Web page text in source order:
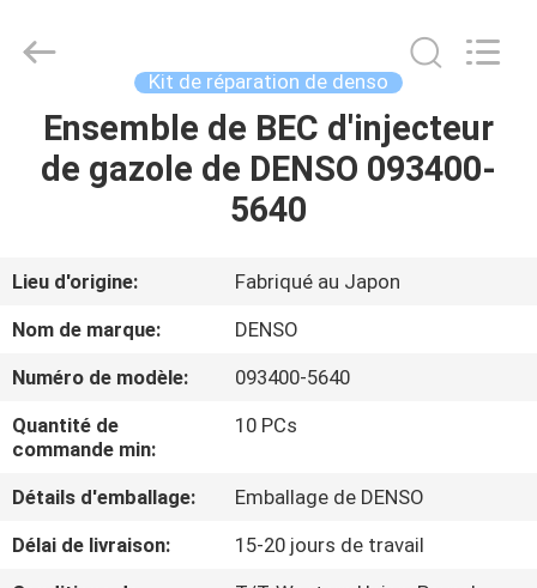
MAISON
AU
SUJET
DE
VISITE
Auto
Reserved.
Kit de réparation de denso
Ensemble de BEC d'injecteur
de gazole de DENSO 093400-
5640
Lieu d'origine:
Fabriqué au Japon
Nom de marque:
DENSO
Numéro de modèle:
093400-5640
Quantité de
commande min:
10 PCs
Détails d'emballage:
Emballage de DENSO
Délai de livraison:
15-20 jours de travail